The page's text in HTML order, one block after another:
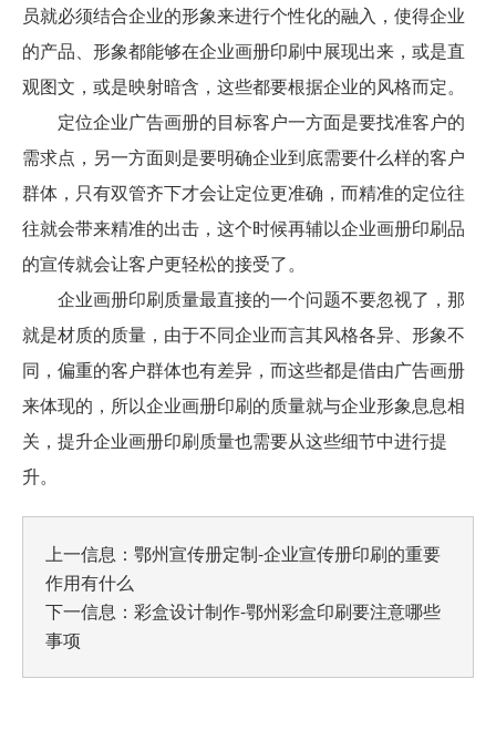
员就必须结合企业的形象来进行个性化的融入，使得企业
的产品、形象都能够在企业画册印刷中展现出来，或是直
观图文，或是映射暗含，这些都要根据企业的风格而定。
定位企业广告画册的目标客户一方面是要找准客户的
需求点，另一方面则是要明确企业到底需要什么样的客户
群体，只有双管齐下才会让定位更准确，而精准的定位往
往就会带来精准的出击，这个时候再辅以企业画册印刷品
的宣传就会让客户更轻松的接受了。
企业画册印刷质量最直接的一个问题不要忽视了，那
就是材质的质量，由于不同企业而言其风格各异、形象不
同，偏重的客户群体也有差异，而这些都是借由广告画册
来体现的，所以企业画册印刷的质量就与企业形象息息相
关，提升企业画册印刷质量也需要从这些细节中进行提
升。
上一信息： 鄂州宣传册定制-企业宣传册印刷的重要
作用有什么
下一信息： 彩盒设计制作-鄂州彩盒印刷要注意哪些
事项